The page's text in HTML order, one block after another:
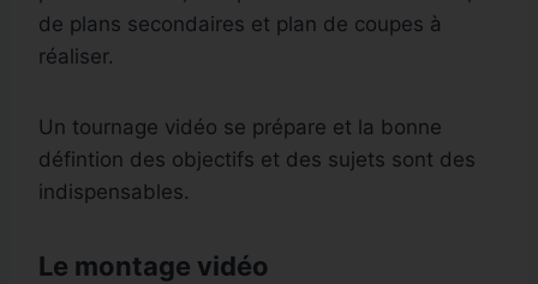
de plans secondaires et plan de coupes à
réaliser.
Un tournage vidéo se prépare et la bonne
défintion des objectifs et des sujets sont des
indispensables.
Le montage vidéo